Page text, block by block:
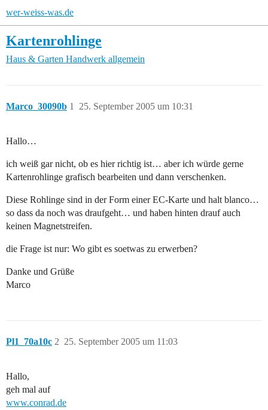
wer-weiss-was.de
Kartenrohlinge
Haus & Garten Handwerk allgemein
Marco_30090b 25. September 2005 um 10:31
1
Hallo…
ich weiß gar nicht, ob es hier richtig ist… aber ich würde gerne
Kartenrohlinge grafisch bearbeiten und dann verschenken.
Diese Rohlinge sind in der Form einer EC-Karte und halt blanco…
so dass da noch was draufgeht… und haben hinten drauf auch
keinen Magnetstreifen.
die Frage ist nur: Wo gibt es soetwas zu erwerben?
Danke und Grüße
Marco
Pl1_70a10c 25. September 2005 um 11:03
2
Hallo,
geh mal auf
www.conrad.de